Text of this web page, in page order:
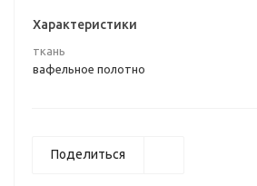
Характеристики
ткань
вафельное полотно
Поделиться